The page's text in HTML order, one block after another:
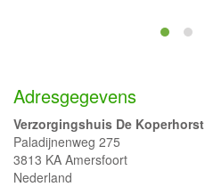
Adresgegevens
Verzorgingshuis De Koperhorst
Paladijnenweg 275
3813 KA Amersfoort
Nederland